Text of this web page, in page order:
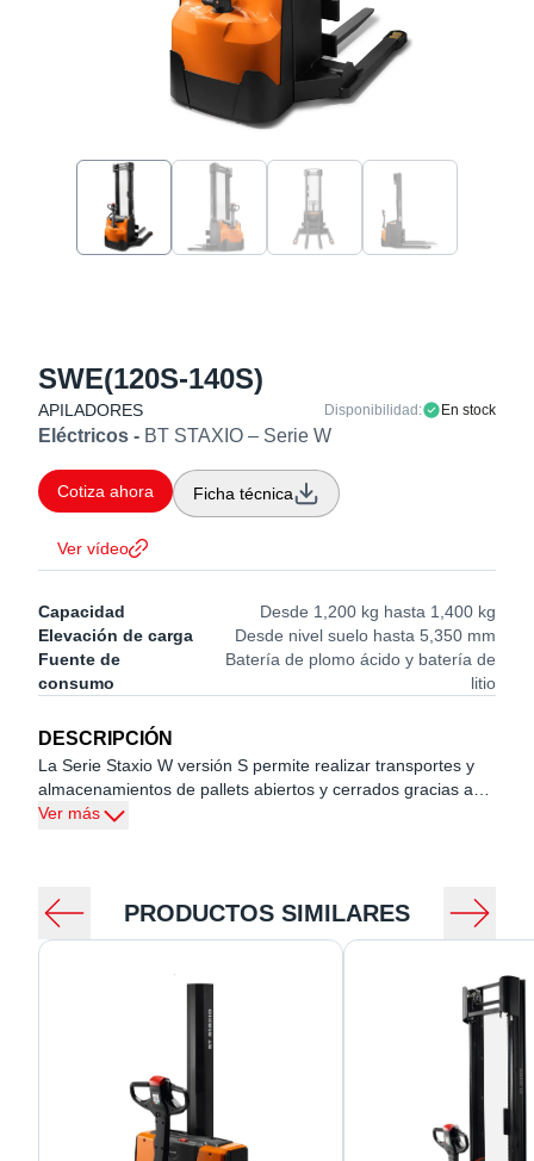
SWE(120S-140S)
APILADORES Disponibilidad: En stock
Eléctricos - BT STAXIO – Serie W
Cotiza ahora Ficha técnica
Ver vídeo
Capacidad
Desde 1,200 kg hasta 1,400 kg
Elevación de carga
Desde nivel suelo hasta 5,350 mm
Fuente de
consumo
Batería de plomo ácido y batería de
litio
DESCRIPCIÓN
La Serie Staxio W versión S permite realizar transportes y
almacenamientos de pallets abiertos y cerrados gracias a
sus brazos de soportes externos.
preparación de pedidos.
Dentro de la gama de los apiladores eléctricos Toyota Bt
Staxio Serie W podemos encontrar 11 referencias para
diferentes operaciones.
Ver más
PRODUCTOS SIMILARES